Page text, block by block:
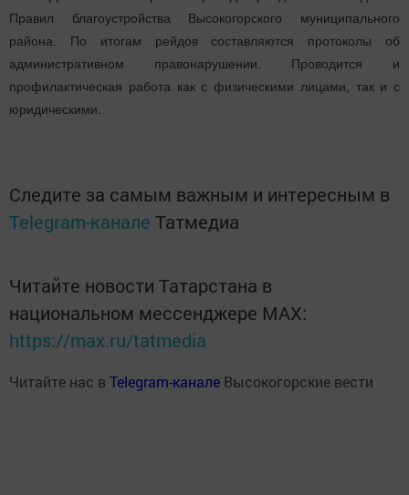
Правил благоустройства Высокогорского муниципального
района. По итогам рейдов составляются протоколы об
административном правонарушении. Проводится и
профилактическая работа как с физическими лицами, так и с
юридическими.
Следите за самым важным и интересным в
Telegram-канале Татмедиа
Читайте новости Татарстана в
национальном мессенджере MАХ:
https://max.ru/tatmedia
Читайте нас в Telegram-канале Высокогорские вести